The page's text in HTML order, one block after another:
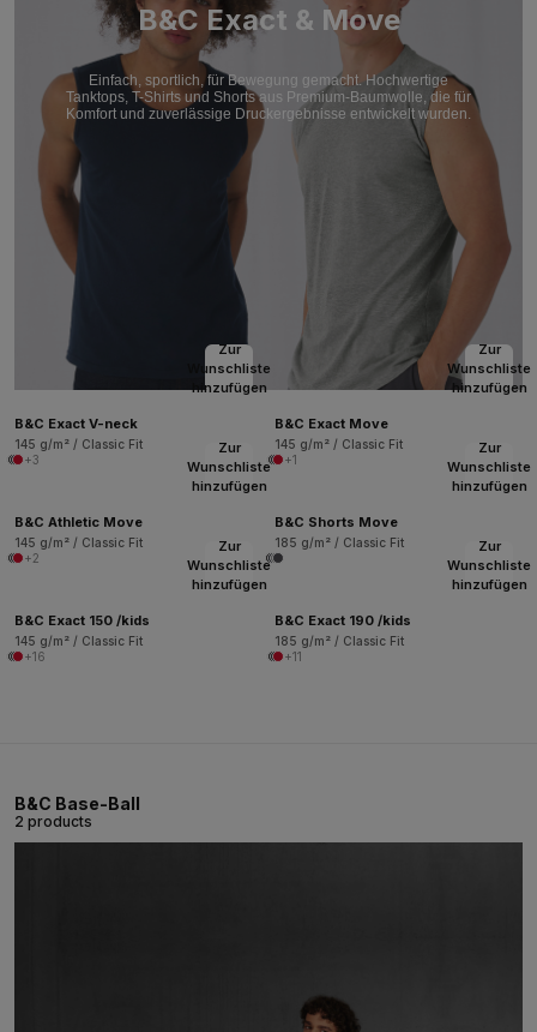
B&C Exact & Move
Einfach, sportlich, für Bewegung gemacht. Hochwertige
Tanktops, T-Shirts und Shorts aus Premium-Baumwolle, die für
Komfort und zuverlässige Druckergebnisse entwickelt wurden.
Zur
Wunschliste
hinzufügen
B&C Exact V-neck
145 g/m² / Classic Fit
+3
Zur
Wunschliste
hinzufügen
B&C Exact Move
145 g/m² / Classic Fit
+1
Zur
Wunschliste
hinzufügen
B&C Athletic Move
145 g/m² / Classic Fit
+2
Zur
Wunschliste
hinzufügen
B&C Shorts Move
185 g/m² / Classic Fit
Zur
Wunschliste
hinzufügen
B&C Exact 150 /kids
145 g/m² / Classic Fit
+16
Zur
Wunschliste
hinzufügen
B&C Exact 190 /kids
185 g/m² / Classic Fit
+11
B&C Base-Ball
2 products